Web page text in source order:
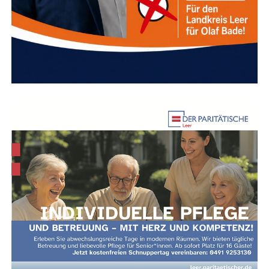
ger Fahr­rad­fah­rer stürz­te und erlitt Kopf­ver­let­zun­gen. Er
wur­de zur wei­te­ren Behand­lung in ein Kran­ken­haus
gebracht.
oder Anga­ben zum vor­he­ri­gen Fahr­ver­hal­ten des Man­nes
machen kön­nen, wer­den gebe­ten, sich bei der Poli­zei zu
melden.
Die Poli­zei weist dar­auf hin, dass auch das Fah­ren mit
einem Fahr­rad unter Alko­hol­ein­fluss straf­bar sein kann.
Bereits ab einem Wert von 0,3 Pro­mil­le kann eine Straf­tat
vor­lie­gen, wenn alko­hol­be­ding­te Aus­fall­erschei­nun­gen,
Fahr­feh­ler oder ein Unfall hin­zu­kom­men. Ab 1,6 Pro­mil­le
gel­ten Fahr­rad­fah­ren­de unab­hän­gig von kon­kre­ten Aus­
fall­erschei­nun­gen als abso­lut fahruntüchtig.